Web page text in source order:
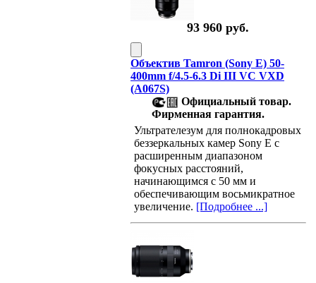
93 960 руб.
Объектив Tamron (Sony E) 50-
400mm f/4.5-6.3 Di III VC VXD
(A067S)
Официальный товар.
Фирменная гарантия.
Ультрателезум для полнокадровых
беззеркальных камер Sony E с
расширенным диапазоном
фокусных расстояний,
начинающимся с 50 мм и
обеспечивающим восьмикратное
увеличение. [Подробнее ...]